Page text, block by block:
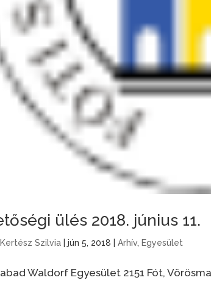
ülés 2018. június 11.
Kertész Szilvia| jún 5, 2018 Arhív, Egyesület
Waldorf Egyesület 2151 Fót,